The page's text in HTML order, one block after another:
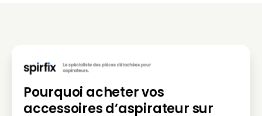
GOBLIN
GOBLIN MULTISYSTEM 2000
GOBLIN
GOBLIN MULTISYSTEM 22
GOBLIN
GOBLIN OMEGA 100
Pourquoi acheter vos
accessoires d’aspirateur sur